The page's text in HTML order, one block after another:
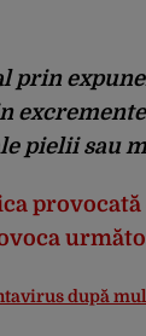
prin
pielii sau
după